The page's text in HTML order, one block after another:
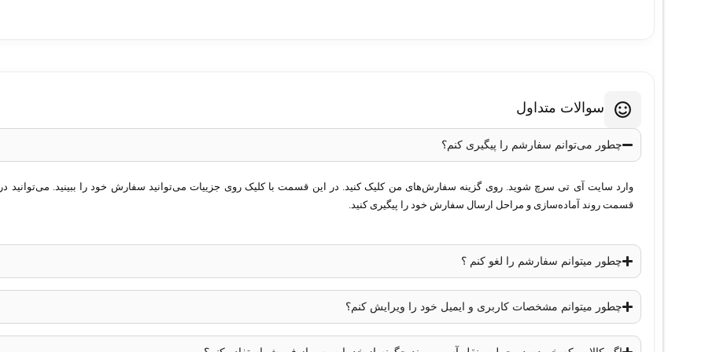
سوالات متداول
چطور می‌توانم سفارشم را پیگیری کنم؟
وارد سایت آی تی سرچ شوید. روی گزینه سفارش‌های من کلیک کنید. در این قسمت با کلیک روی جزییات می‌توانید سفارش خود را ببینید. می‌توانید
قسمت روند آماده‌سازی و مراحل ارسال سفارش خود را پیگیری کنید.
چطور میتوانم سفارشم را لغو کنم ؟
چطور میتوانم مشخصات کاربری و ایمیل خود را ویرایش کنم؟